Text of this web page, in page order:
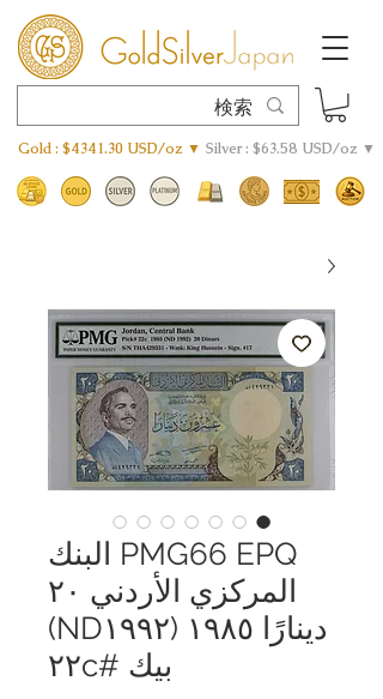
Gold : $4341.30 USD/oz ▼ Silver : $63.58 USD/oz ▼
PMG66 EPQ البنك
المركزي الأردني ٢٠
دينارًا ١٩٨٥ (ND١٩٩٢)
بيك #٢٢c